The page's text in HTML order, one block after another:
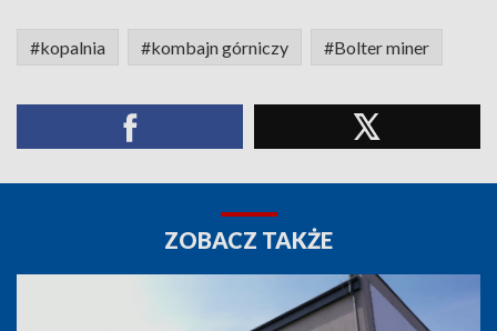
#kopalnia #kombajn górniczy #Bolter miner
ZOBACZ TAKŻE